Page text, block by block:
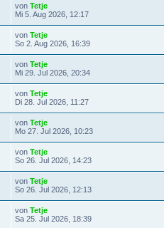
von Tetje
Mi 5. Aug 2026, 12:17
von Tetje
So 2. Aug 2026, 16:39
von Tetje
Mi 29. Jul 2026, 20:34
von Tetje
Di 28. Jul 2026, 11:27
von Tetje
Mo 27. Jul 2026, 10:23
von Tetje
So 26. Jul 2026, 14:23
von Tetje
So 26. Jul 2026, 12:13
von Tetje
Sa 25. Jul 2026, 18:39